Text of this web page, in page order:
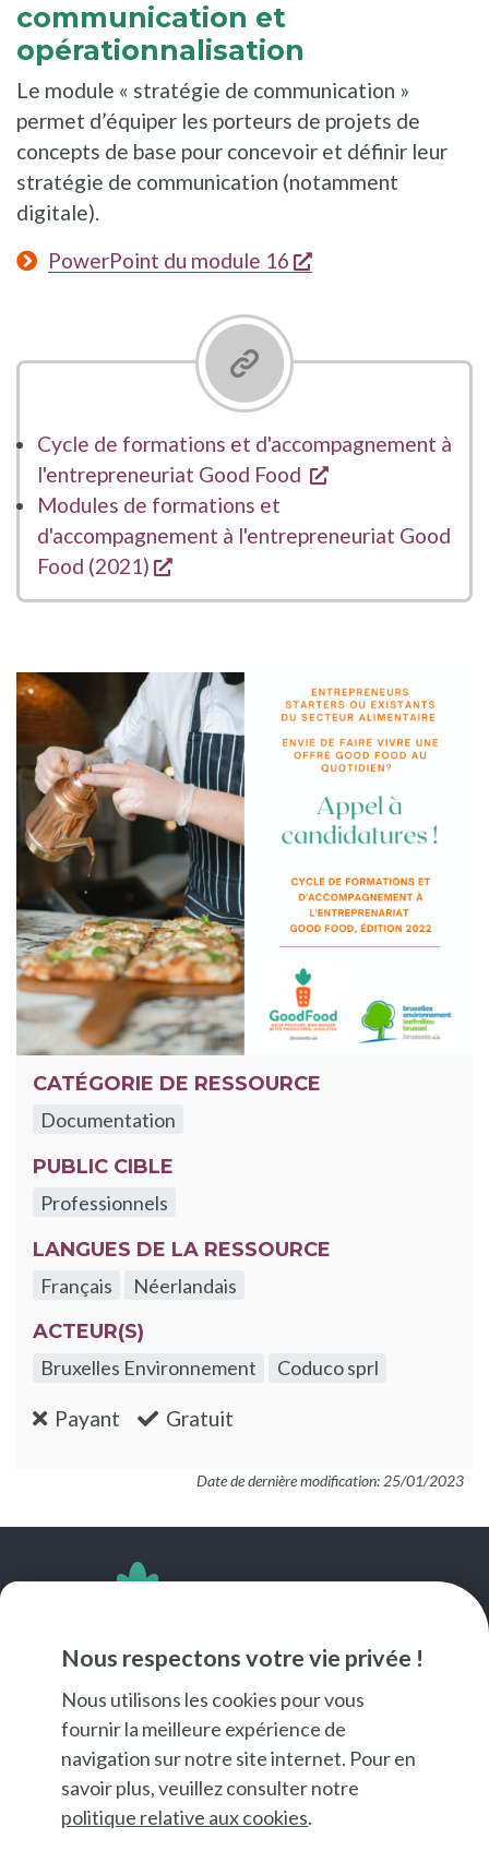
Nous respectons votre vie privée !
Nous utilisons les cookies pour vous
fournir la meilleure expérience de
navigation sur notre site internet. Pour en
savoir plus, veuillez consulter notre
politique relative aux cookies.
communication et
opérationnalisation
Le module « stratégie de communication »
permet d’équiper les porteurs de projets de
concepts de base pour concevoir et définir leur
stratégie de communication (notamment
digitale).
PowerPoint du module 16
s'ouvre dans une
Cycle de formations et d'accompagnement à
l'entrepreneuriat Good Food
s'ouvre dans
Modules de formations et
d'accompagnement à l'entrepreneuriat Good
Food (2021)
s'ouvre dans une nouvelle fenêtre
CATÉGORIE DE RESSOURCE
Documentation
PUBLIC CIBLE
Professionnels
LANGUES DE LA RESSOURCE
Français
Néerlandais
ACTEUR(S)
Bruxelles Environnement
Coduco sprl
Payant :non Gratuit
Date de dernière modification: 25/01/2023